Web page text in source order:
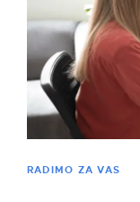
RADIMO ZA VAS